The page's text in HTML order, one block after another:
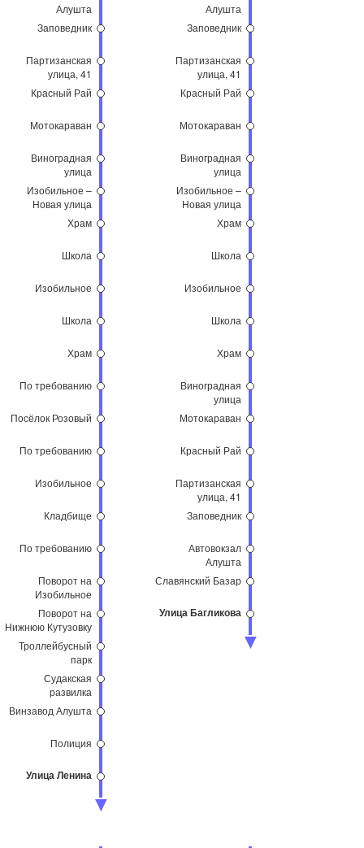
Алушта
Заповедник
Партизанская
улица, 41
Красный Рай
Мотокараван
Виноградная
улица
Изобильное –
Новая улица
Храм
Школа
Изобильное
Школа
Храм
По требованию
Посёлок Розовый
По требованию
Изобильное
Кладбище
По требованию
Поворот на
Изобильное
Поворот на
Нижнюю Кутузовку
Троллейбусный
парк
Судакская
развилка
Винзавод Алушта
Полиция
Улица Ленина
Алушта
Заповедник
Партизанская
улица, 41
Красный Рай
Мотокараван
Виноградная
улица
Изобильное –
Новая улица
Храм
Школа
Изобильное
Школа
Храм
Виноградная
улица
Мотокараван
Красный Рай
Партизанская
улица, 41
Заповедник
Автовокзал
Алушта
Славянский Базар
Улица Багликова